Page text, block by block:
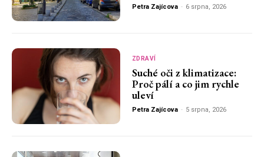
Petra Zajícova - 6 srpna, 2026
ZDRAVÍ
Suché oči z klimatizace:
Proč pálí a co jim rychle
uleví
Petra Zajícova - 5 srpna, 2026